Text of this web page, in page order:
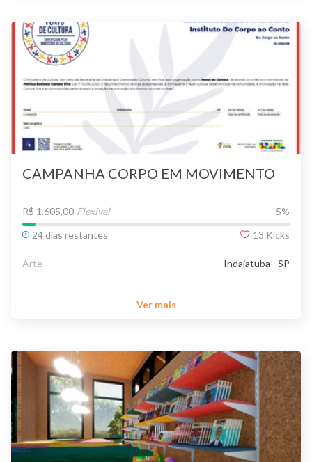
CAMPANHA CORPO EM MOVIMENTO
R$ 1.605,00 Flexível 5%
24 dias restantes
13 Kicks
Arte Indaiatuba - SP
Ver mais